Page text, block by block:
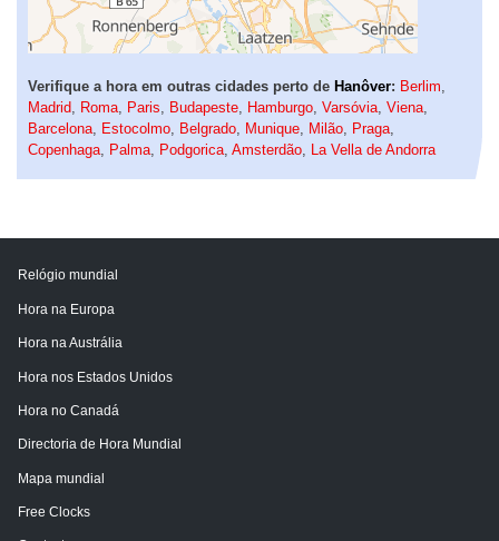
Verifique a hora em outras cidades perto de Hanôver: Berlim
Madrid
Roma Paris Budapeste Hamburgo Varsóvia Viena
Barcelona
Estocolmo Belgrado Munique Milão Praga
Copenhaga
Palma Podgorica Amsterdão La Vella de Andorra
Relógio mundial
Hora na Europa
Hora na Austrália
Hora nos Estados Unidos
Hora no Canadá
Directoria de Hora Mundial
Mapa mundial
Free Clocks